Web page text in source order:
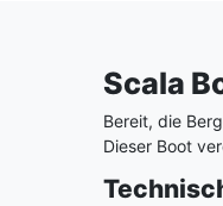
Scala
Bereit, die
Dieser Boot